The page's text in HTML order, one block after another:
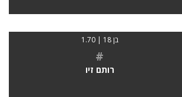
בן 18 | 1.70
#
רותם זיו